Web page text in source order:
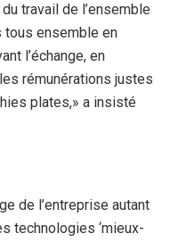
travail de l’ensemble
ensemble en
l’échange, en
rémunérations justes
plates,» a insisté
de l’entreprise autant
technologies ‘mieux-